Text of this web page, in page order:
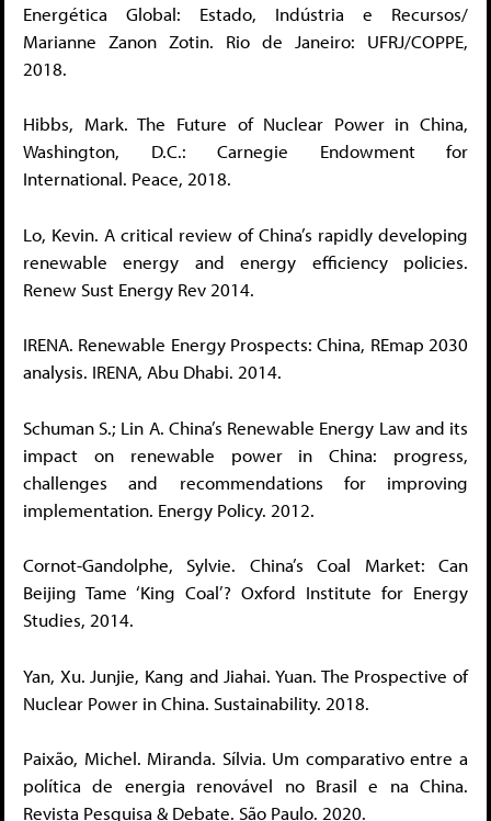
Energética Global: Estado, Indústria e Recursos/
Marianne Zanon Zotin. Rio de Janeiro: UFRJ/COPPE,
2018.
Hibbs, Mark. The Future of Nuclear Power in China,
Washington, D.C.: Carnegie Endowment for
International. Peace, 2018.
Lo, Kevin. A critical review of China’s rapidly developing
renewable energy and energy efficiency policies.
Renew Sust Energy Rev 2014.
IRENA. Renewable Energy Prospects: China, REmap 2030
analysis. IRENA, Abu Dhabi. 2014.
Schuman S.; Lin A. China’s Renewable Energy Law and its
impact on renewable power in China: progress,
challenges and recommendations for improving
implementation. Energy Policy. 2012.
Cornot-Gandolphe, Sylvie. China’s Coal Market: Can
Beijing Tame ‘King Coal’? Oxford Institute for Energy
Studies, 2014.
Yan, Xu. Junjie, Kang and Jiahai. Yuan. The Prospective of
Nuclear Power in China. Sustainability. 2018.
Paixão, Michel. Miranda. Sílvia. Um comparativo entre a
política de energia renovável no Brasil e na China.
Revista Pesquisa & Debate. São Paulo. 2020.